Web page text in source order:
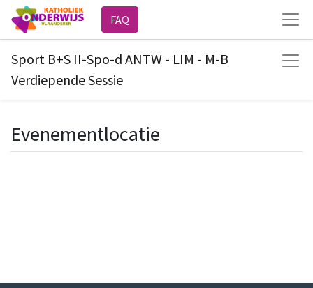
FAQ
Sport B+S II-Spo-d ANTW - LIM - M-B
Verdiepende Sessie
Evenementlocatie